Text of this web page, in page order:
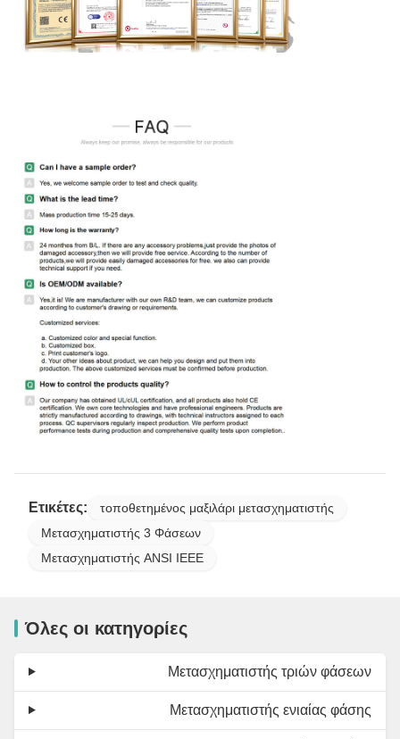
Ετικέτες:
τοποθετημένος μαξιλάρι μετασχηματιστής
Μετασχηματιστής 3 Φάσεων
Μετασχηματιστής ANSI IEEE
Όλες οι κατηγορίες
Μετασχηματιστής τριών φάσεων
Μετασχηματιστής ενιαίας φάσης